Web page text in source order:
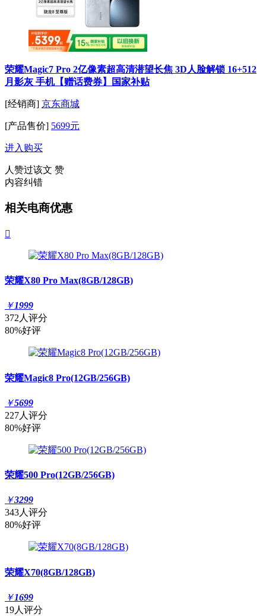
荣耀Magic7 Pro 2亿像素超高清潜望长焦 3D人脸解锁 16+512
月影灰 手机【赠话费券】国家补贴
[经销商] 京东商城
[产品售价] 5699元
进入购买
人赞过该文 赞
内容纠错
相关电商优惠

荣耀X80 Pro Max(8GB/128GB)
￥1999
372人评分
80%好评
荣耀Magic8 Pro(12GB/256GB)
￥5699
227人评分
80%好评
荣耀500 Pro(12GB/256GB)
￥3299
343人评分
80%好评
荣耀X70(8GB/128GB)
￥1699
19人评分